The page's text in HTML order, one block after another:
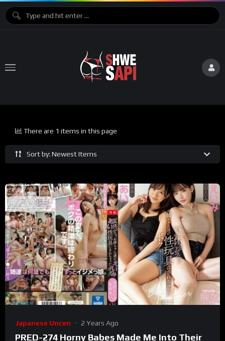
Sort by: Newest Items
There are 1 items in this page
Japanese Uncen 2 Years Ago
PRED-274 Horny Babes Made Me Into Their